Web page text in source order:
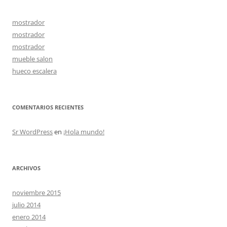
mostrador
mostrador
mostrador
mueble salon
hueco escalera
COMENTARIOS RECIENTES
Sr WordPressen ¡Hola mundo!
ARCHIVOS
noviembre 2015
julio 2014
enero 2014